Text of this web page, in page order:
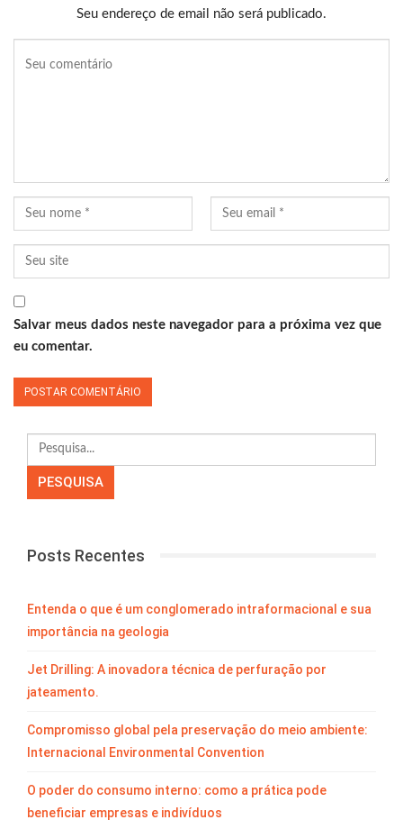
Seu endereço de email não será publicado.
Salvar meus dados neste navegador para a próxima vez que
eu comentar.
Posts Recentes
Entenda o que é um conglomerado intraformacional e sua
importância na geologia
Jet Drilling: A inovadora técnica de perfuração por
jateamento.
Compromisso global pela preservação do meio ambiente:
Internacional Environmental Convention
O poder do consumo interno: como a prática pode
beneficiar empresas e indivíduos